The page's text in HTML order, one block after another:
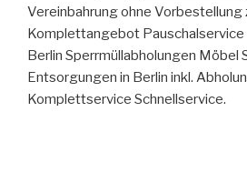
Vereinbahrung ohne Vorbestellung
Komplettangebot
Berlin Sperrmüllabholungen Möbel
Entsorgungen in Berlin inkl.
Komplettservice Schnellservice.